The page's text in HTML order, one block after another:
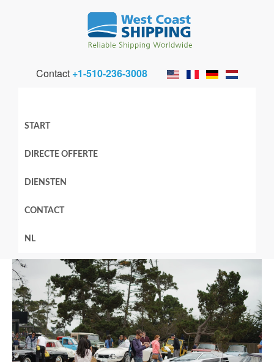
Contact +1-510-236-3008
START
DIRECTE OFFERTE
DIENSTEN
CONTACT
NL